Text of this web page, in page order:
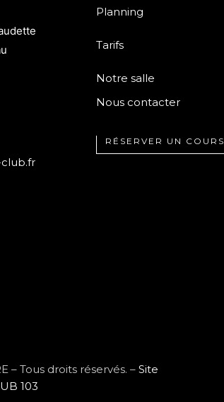
Planning
Tarifs
Notre salle
Nous contacter
RÉSERVER UN COURS
– Tous droits réservés. – Site
103